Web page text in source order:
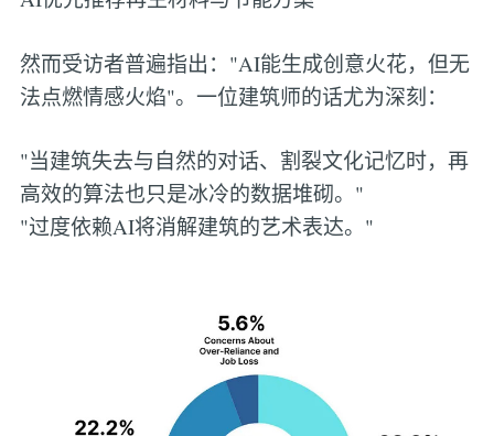
然而受访者普遍指出："AI能生成创意火花，但无
法点燃情感火焰"。一位建筑师的话尤为深刻：
"当建筑失去与自然的对话、割裂文化记忆时，再
高效的算法也只是冰冷的数据堆砌。"
"过度依赖AI将消解建筑的艺术表达。"